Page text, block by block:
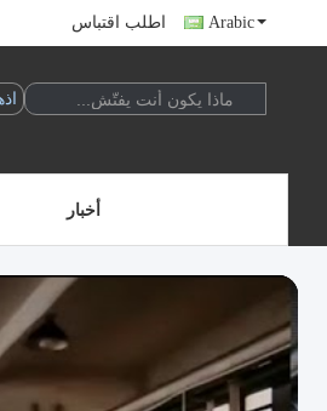
اطلب اقتباس Arabic
أخبار